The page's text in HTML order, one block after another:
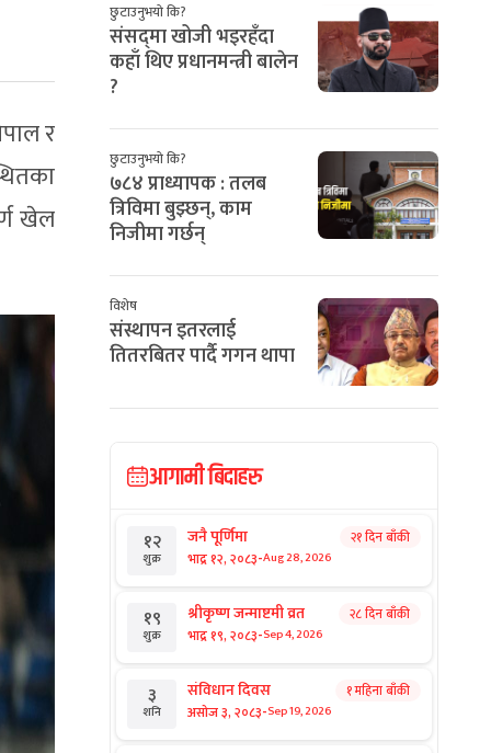
र
खेल
छुटाउनुभयो कि?
संसद्‌मा खोजी भइरहँदा
कहाँ थिए प्रधानमन्त्री बालेन
?
छुटाउनुभयो कि?
७८४ प्राध्यापक : तलब
त्रिविमा बुझ्छन्, काम
निजीमा गर्छन्
विशेष
संस्थापन इतरलाई
तितरबितर पार्दै गगन थापा
आगामी बिदाहरु
१२
शुक्र
जनै पूर्णिमा
भाद्र १२, २०८३-Aug 28, 2026
२१ दिन बाँकी
१९
शुक्र
श्रीकृष्ण जन्माष्टमी व्रत
भाद्र १९, २०८३-Sep 4, 2026
२८ दिन बाँकी
३
शनि
संविधान दिवस
असोज ३, २०८३-Sep 19, 2026
१ महिना बाँकी